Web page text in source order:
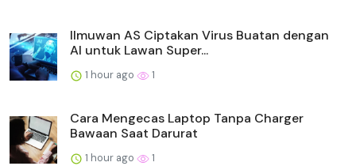
Ilmuwan AS Ciptakan Virus Buatan dengan
AI untuk Lawan Super...
1 hour ago 1
Cara Mengecas Laptop Tanpa Charger
Bawaan Saat Darurat
1 hour ago 1